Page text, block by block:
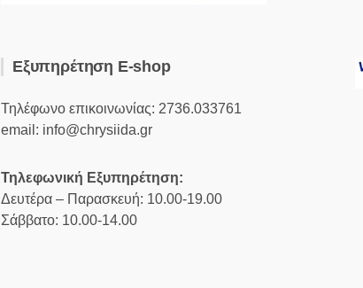
Εξυπηρέτηση E-shop
Τηλέφωνο επικοινωνίας: 2736.033761
email: info@chrysiida.gr
Τηλεφωνική Εξυπηρέτηση:
Δευτέρα – Παρασκευή: 10.00-19.00
Σάββατο: 10.00-14.00